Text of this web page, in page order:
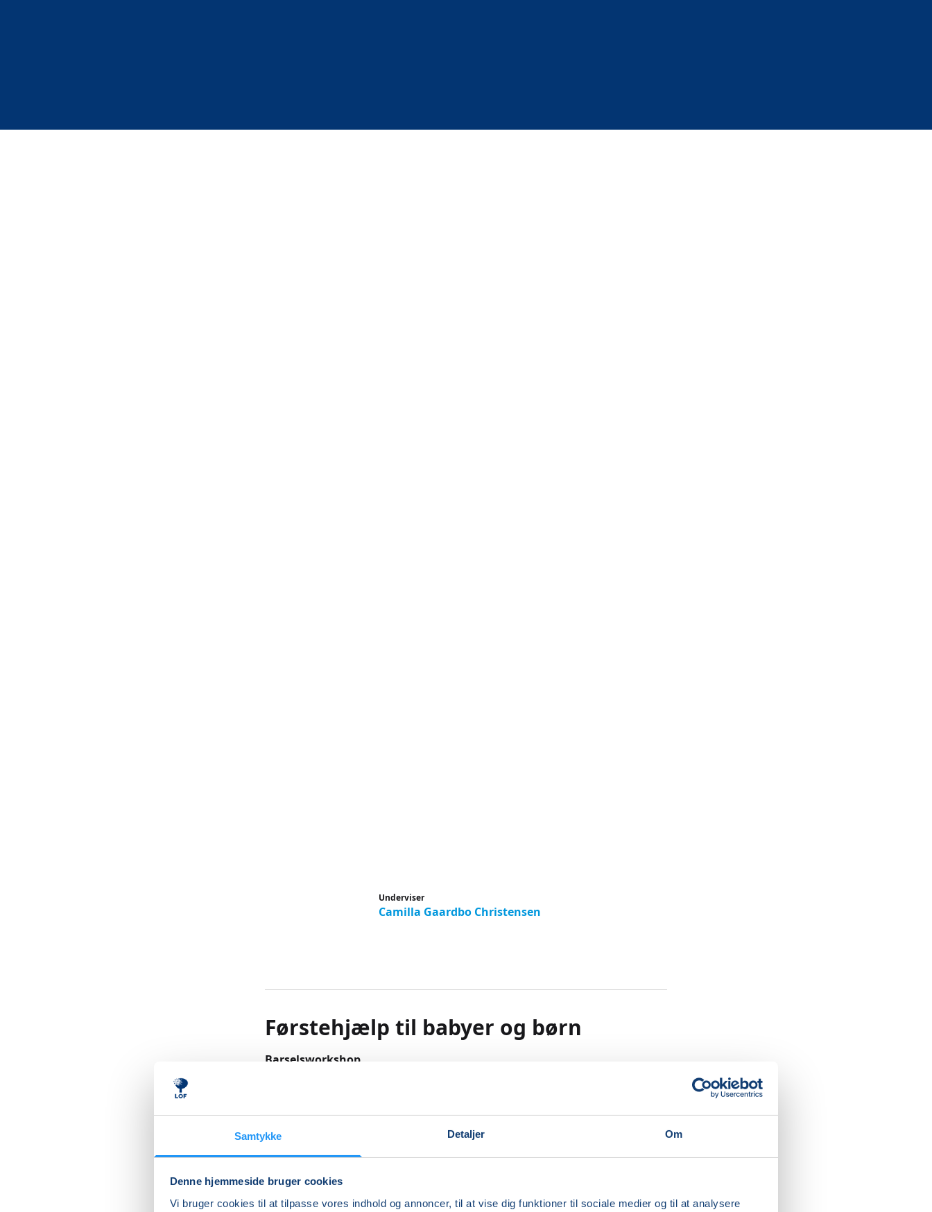
Samtykke Detaljer Om
Denne hjemmeside bruger cookies
Vi bruger cookies til at tilpasse vores indhold og annoncer, til at vise dig funktioner til sociale medier og til at analysere
Underviser
Camilla Gaardbo Christensen
Førstehjælp til babyer og børn
Barselsworkshop
miste det igen. Hvis det værst tænkelige skulle ske og dit barns liv var i dine
hænder, kan du så yde den førstehjælp, der skal til?
at kunne handle, hvis uheldet pludselig er ude.